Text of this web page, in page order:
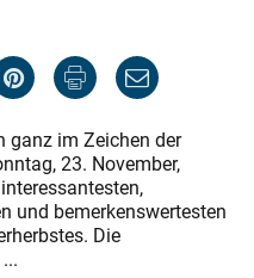
ganz im Zeichen der
23. November,
und bemerkenswertesten
Die